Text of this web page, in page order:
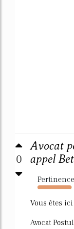
0
Avocat
appel
Pertinence
162%
Vous êtes
Avocat